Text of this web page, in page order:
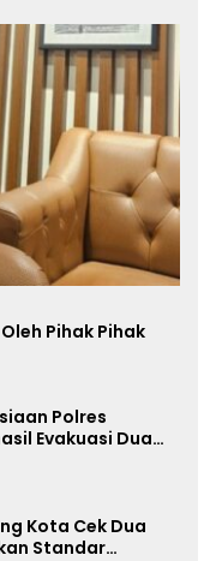
Pihak Pihak
Polres
Evakuasi Dua
Kota Cek Dua
Standar